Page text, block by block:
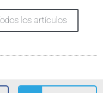
los artículos